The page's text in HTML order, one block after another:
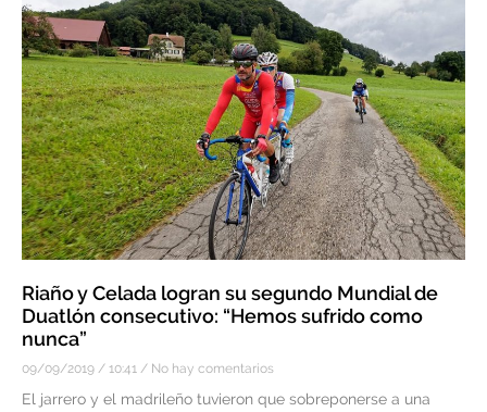
Riaño y Celada logran su segundo Mundial de
Duatlón consecutivo: “Hemos sufrido como
nunca”
09/09/2019 10:41 No hay comentarios
El jarrero y el madrileño tuvieron que sobreponerse a una